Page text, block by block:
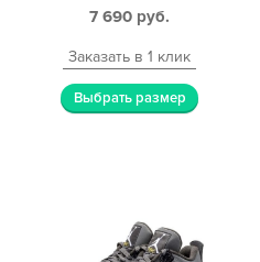
7 690 руб.
Заказать в 1 клик
Выбрать размер